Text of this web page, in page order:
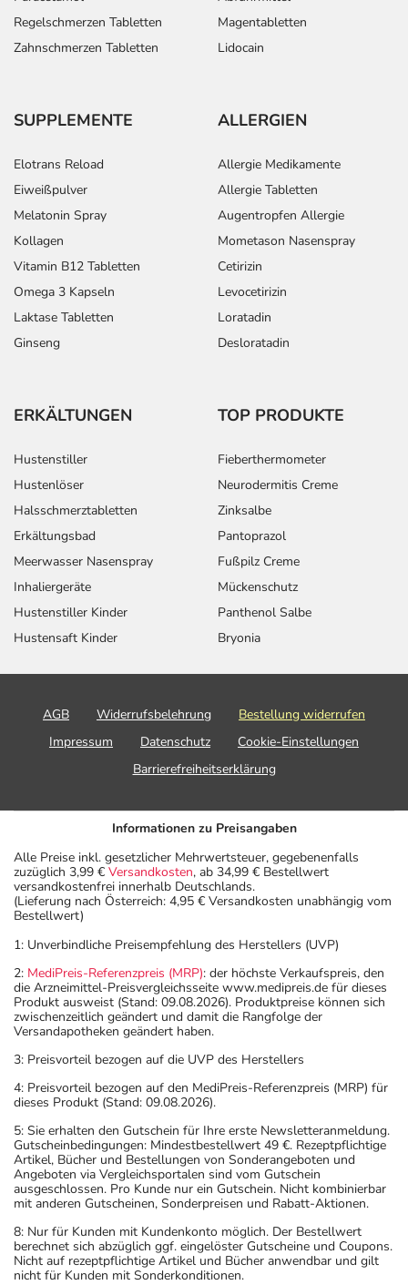
Regelschmerzen Tabletten
Zahnschmerzen Tabletten
Magentabletten
Lidocain
SUPPLEMENTE
Elotrans Reload
Eiweißpulver
Melatonin Spray
Kollagen
Vitamin B12 Tabletten
Omega 3 Kapseln
Laktase Tabletten
Ginseng
ALLERGIEN
Allergie Medikamente
Allergie Tabletten
Augentropfen Allergie
Mometason Nasenspray
Cetirizin
Levocetirizin
Loratadin
Desloratadin
ERKÄLTUNGEN
Hustenstiller
Hustenlöser
Halsschmerztabletten
Erkältungsbad
Meerwasser Nasenspray
Inhaliergeräte
Hustenstiller Kinder
Hustensaft Kinder
TOP PRODUKTE
Fieberthermometer
Neurodermitis Creme
Zinksalbe
Pantoprazol
Fußpilz Creme
Mückenschutz
Panthenol Salbe
Bryonia
AGB Widerrufsbelehrung
Bestellung widerrufen
Impressum
Datenschutz
Cookie-Einstellungen
Barrierefreiheitserklärung
Informationen zu Preisangaben
Alle Preise inkl. gesetzlicher Mehrwertsteuer, gegebenenfalls
zuzüglich 3,99 € Versandkosten, ab 34,99 € Bestellwert
versandkostenfrei innerhalb Deutschlands.
(Lieferung nach Österreich: 4,95 € Versandkosten unabhängig vom
Bestellwert)
1: Unverbindliche Preisempfehlung des Herstellers (UVP)
2: MediPreis-Referenzpreis (MRP): der höchste Verkaufspreis, den
die Arzneimittel-Preisvergleichsseite www.medipreis.de für dieses
Produkt ausweist (Stand: 09.08.2026). Produktpreise können sich
zwischenzeitlich geändert und damit die Rangfolge der
Versandapotheken geändert haben.
3: Preisvorteil bezogen auf die UVP des Herstellers
4: Preisvorteil bezogen auf den MediPreis-Referenzpreis (MRP) für
dieses Produkt (Stand: 09.08.2026).
5: Sie erhalten den Gutschein für Ihre erste Newsletteranmeldung.
Gutscheinbedingungen: Mindestbestellwert 49 €. Rezeptpflichtige
Artikel, Bücher und Bestellungen von Sonderangeboten und
Angeboten via Vergleichsportalen sind vom Gutschein
ausgeschlossen. Pro Kunde nur ein Gutschein. Nicht kombinierbar
mit anderen Gutscheinen, Sonderpreisen und Rabatt-Aktionen.
8: Nur für Kunden mit Kundenkonto möglich. Der Bestellwert
berechnet sich abzüglich ggf. eingelöster Gutscheine und Coupons.
Nicht auf rezeptpflichtige Artikel und Bücher anwendbar und gilt
nicht für Kunden mit Sonderkonditionen.